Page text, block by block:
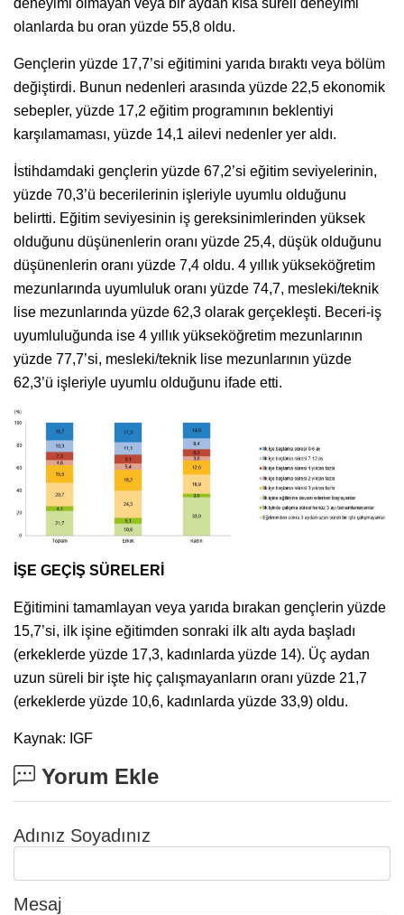
olanlarda bu oran yüzde 55,8 oldu.
Gençlerin yüzde 17,7’si eğitimini yarıda bıraktı veya bölüm
değiştirdi. Bunun nedenleri arasında yüzde 22,5 ekonomik
sebepler, yüzde 17,2 eğitim programının beklentiyi
karşılamaması, yüzde 14,1 ailevi nedenler yer aldı.
İstihdamdaki gençlerin yüzde 67,2’si eğitim seviyelerinin,
yüzde 70,3’ü becerilerinin işleriyle uyumlu olduğunu
belirtti. Eğitim seviyesinin iş gereksinimlerinden yüksek
olduğunu düşünenlerin oranı yüzde 25,4, düşük olduğunu
düşünenlerin oranı yüzde 7,4 oldu. 4 yıllık yükseköğretim
mezunlarında uyumluluk oranı yüzde 74,7, mesleki/teknik
lise mezunlarında yüzde 62,3 olarak gerçekleşti. Beceri-iş
uyumluluğunda ise 4 yıllık yükseköğretim mezunlarının
yüzde 77,7’si, mesleki/teknik lise mezunlarının yüzde
62,3’ü işleriyle uyumlu olduğunu ifade etti.
İŞE GEÇİŞ SÜRELERİ
Eğitimini tamamlayan veya yarıda bırakan gençlerin yüzde
15,7’si, ilk işine eğitimden sonraki ilk altı ayda başladı
(erkeklerde yüzde 17,3, kadınlarda yüzde 14). Üç aydan
uzun süreli bir işte hiç çalışmayanların oranı yüzde 21,7
(erkeklerde yüzde 10,6, kadınlarda yüzde 33,9) oldu.
Kaynak: IGF
Yorum Ekle
Adınız Soyadınız
Mesaj